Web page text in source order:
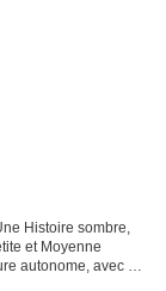
et Moyenne
autonome, avec ce